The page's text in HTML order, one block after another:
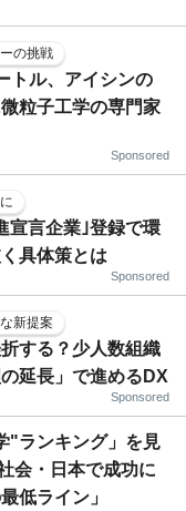
の挑戦
トル、アイシンの
粒子工学の専門家
Sponsored
宣言企業｣登録で環
具体策とは
Sponsored
新提案
する？少人数組織
延長」で進めるDX
Sponsored
"ランキング」を見
会・日本で成功に
低ライン」